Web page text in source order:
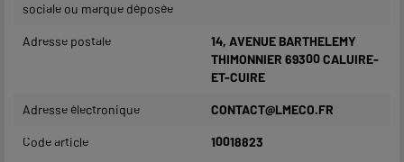
sociale ou marque déposée
Adresse postale
14, AVENUE BARTHELEMY
THIMONNIER 69300 CALUIRE-
ET-CUIRE
Adresse électronique CONTACT@LMECO.FR
Code article 10018823